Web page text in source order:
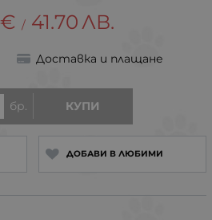
€ / 41.70 ЛВ.
Доставка и плащане
бр. КУПИ
ДОБАВИ В ЛЮБИМИ